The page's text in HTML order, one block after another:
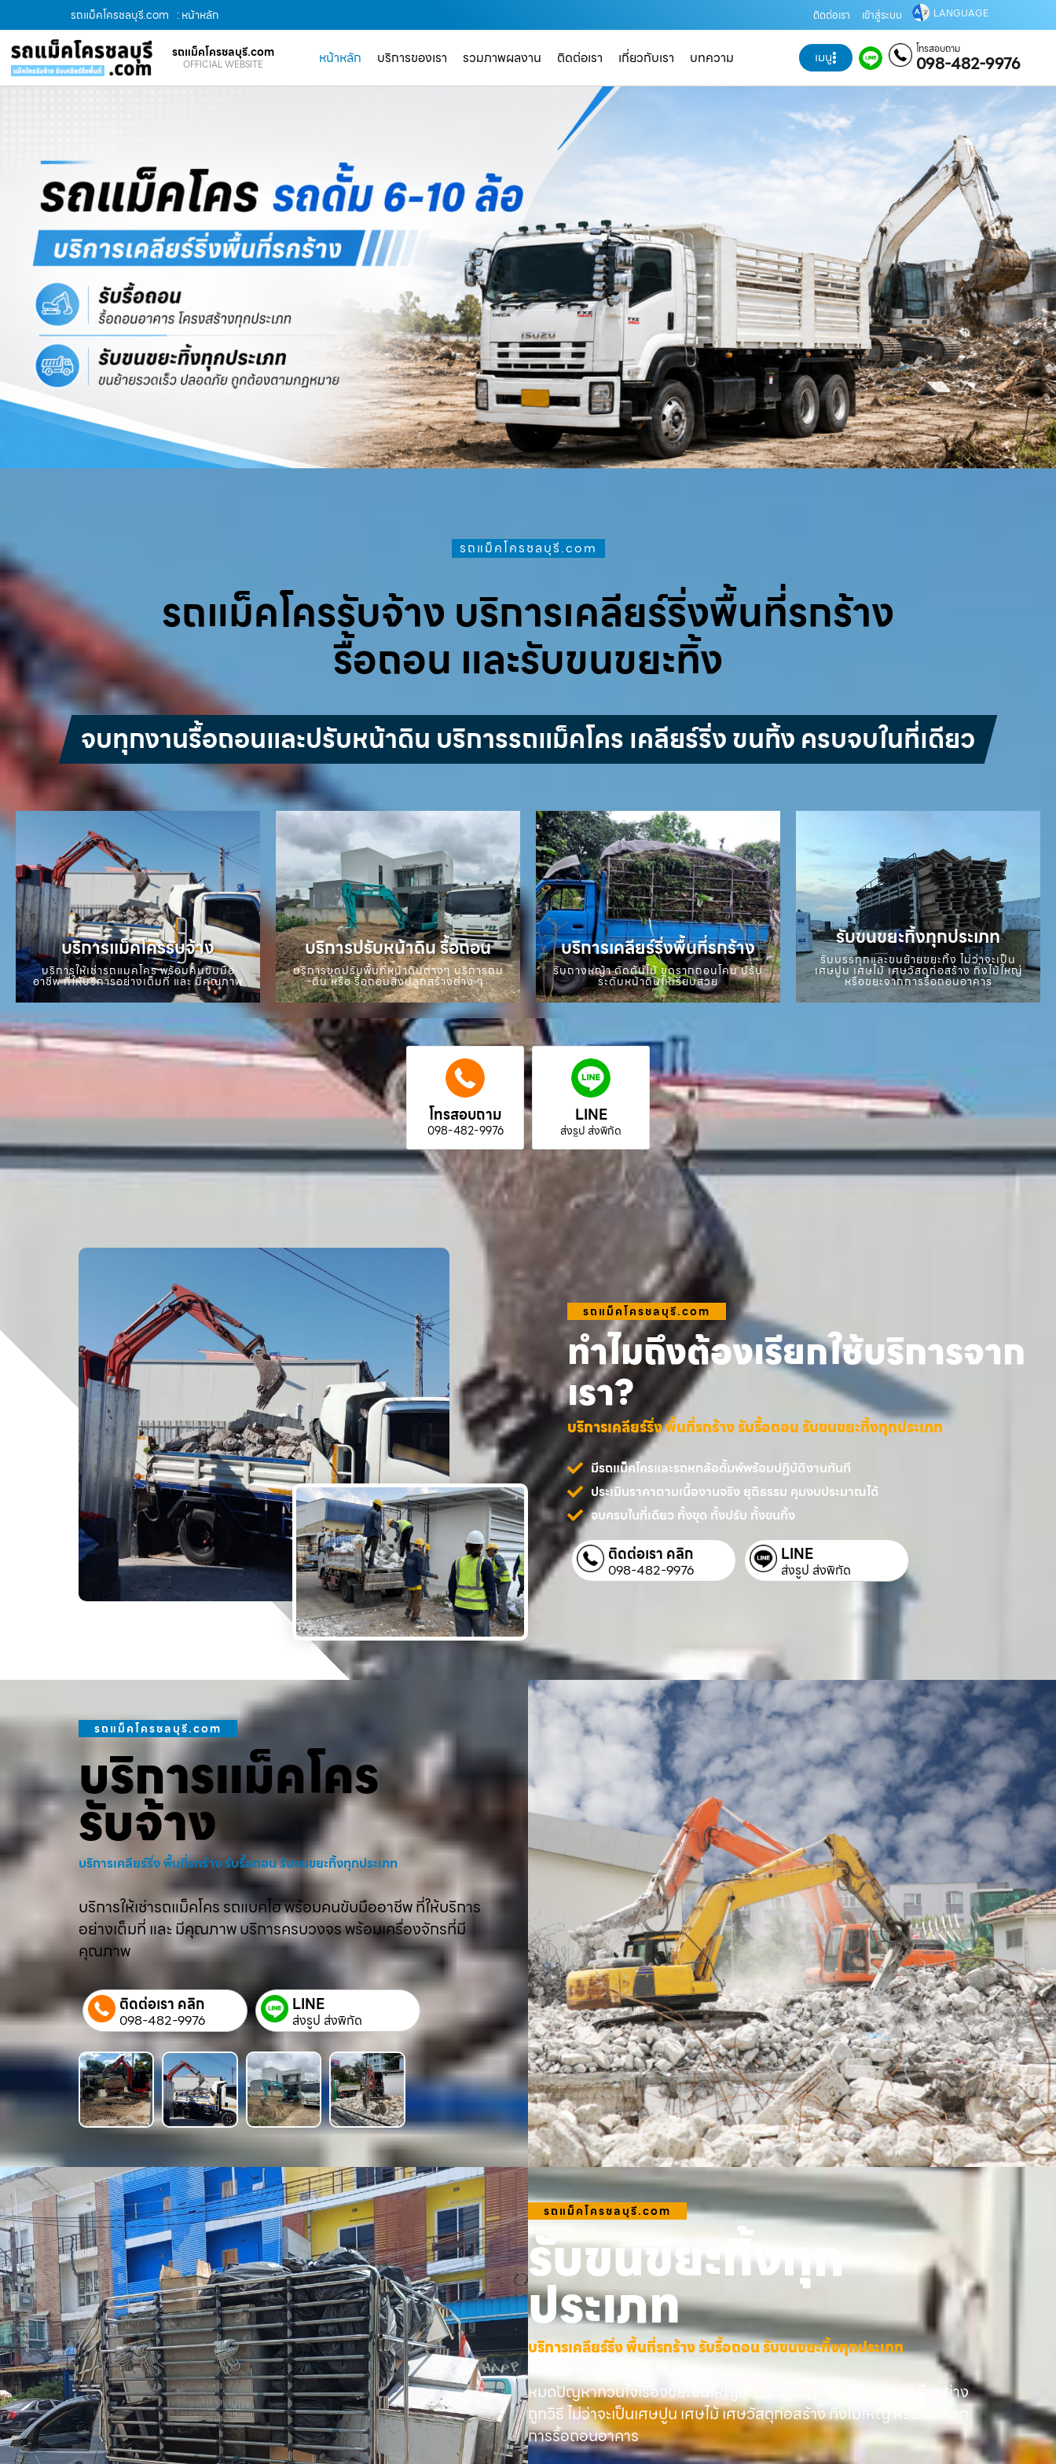
รถแม็คโครชลบุรี.com : หน้าหลัก ติดต่อเรา เข้าสู่ระบบ LANGUAGE
รถแม็คโครชลบุรี.com
OFFICIAL WEBSITE หน้าหลัก บริการของเรา รวมภาพผลงาน ติดต่อเรา เกี่ยวกับเรา บทความ เมนู โทรสอบถาม
098-482-9976
รถแม็คโครชลบุรี.com
รถแม็คโครรับจ้าง บริการเคลียร์ริ่งพื้นที่รกร้าง
รื้อถอน และรับขนขยะทิ้ง
จบทุกงานรื้อถอนและปรับหน้าดิน บริการรถแม็คโคร เคลียร์ริ่ง ขนทิ้ง ครบจบในที่เดียว
บริการแม็คโครรับจ้าง
บริการให้เช่ารถแมคโคร พร้อมคนขับมือ
อาชีพ ที่ให้บริการอย่างเต็มที่ และ มีคุณภาพ
บริการปรับหน้าดิน รื้อถอน
บริการขุดปรับพื้นที่หน้าดินต่างๆ บริการถม
ดิน หรือ รื้อถอนสิ่งปลูกสร้างต่าง ๆ
บริการเคลียร์ริ่งพื้นที่รกร้าง
รับถางหญ้า ตัดต้นไม้ ขุดรากถอนโคน ปรับ
ระดับหน้าดินให้เรียบสวย
รับขนขยะทิ้งทุกประเภท
รับบรรทุกและขนย้ายขยะทิ้ง ไม่ว่าจะเป็น
เศษปูน เศษไม้ เศษวัสดุก่อสร้าง กิ่งไม้ใหญ่
หรือขยะจากการรื้อถอนอาคาร
โทรสอบถาม
098-482-9976
LINE
ส่งรูป ส่งพิกัด
รถแม็คโครชลบุรี.com
ทำไมถึงต้องเรียกใช้บริการจาก
เรา?
บริการเคลียร์ริ่ง พื้นที่รกร้าง รับรื้อถอน รับขนขยะทิ้งทุกประเภท
มีรถแม็คโครและรถหกล้อดั้มพ์พร้อมปฏิบัติงานทันที
ประเมินราคาตามเนื้องานจริง ยุติธรรม คุมงบประมาณได้
จบครบในที่เดียว ทั้งขุด ทั้งปรับ ทั้งขนทิ้ง
ติดต่อเรา คลิก
098-482-9976
LINE
ส่งรูป ส่งพิกัด
รถแม็คโครชลบุรี.com
บริการแม็คโคร
รับจ้าง
บริการเคลียร์ริ่ง พื้นที่รกร้าง รับรื้อถอน รับขนขยะทิ้งทุกประเภท
บริการให้เช่ารถแม็คโคร รถแบคโฮ พร้อมคนขับมืออาชีพ ที่ให้บริการ
อย่างเต็มที่ และ มีคุณภาพ บริการครบวงจร พร้อมเครื่องจักรที่มี
คุณภาพ
ติดต่อเรา คลิก
098-482-9976
LINE
ส่งรูป ส่งพิกัด
รถแม็คโครชลบุรี.com
รับขนขยะทิ้งทุก
ประเภท
บริการเคลียร์ริ่ง พื้นที่รกร้าง รับรื้อถอน รับขนขยะทิ้งทุกประเภท
หมดปัญหากวนใจเรื่องขยะชิ้นใหญ่! เรารับบรรทุกและขนย้ายขยะทิ้งอย่าง
ถูกวิธี ไม่ว่าจะเป็นเศษปูน เศษไม้ เศษวัสดุก่อสร้าง กิ่งไม้ใหญ่ หรือขยะจาก
การรื้อถอนอาคาร